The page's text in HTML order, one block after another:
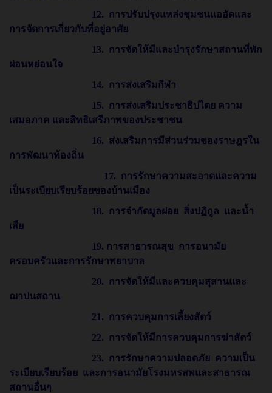
12. การปรับปรุงแหล่งชุมชนแออัดและ
การจัดการเกี่ยวกับที่อยู่อาศัย
13. การจัดให้มีและบำรุงรักษาสถานที่พัก
ผ่อนหย่อนใจ
14. การส่งเสริมกีฬา
15. การส่งเสริมประชาธิปไตย ความ
เสมอภาค และสิทธิเสรีภาพของประชาชน
16. ส่งเสริมการมีส่วนร่วมของราษฎรใน
การพัฒนาท้องถิ่น
17. การรักษาความสะอาดและความ
เป็นระเบียบเรียบร้อยของบ้านเมือง
18. การจำกัดมูลฝอย สิ่งปฏิกูล และน้ำ
เสีย
19. การสาธารณสุข การอนามัย
ครอบครัวและการรักษาพยาบาล
20. การจัดให้มีและควบคุมสุสานและ
ฌาปนสถาน
21. การควบคุมการเลี้ยงสัตว์
22. การจัดให้มีการควบคุมการฆ่าสัตว์
23. การรักษาความปลอดภัย ความเป็น
ระเบียบเรียบร้อย และการอนามัยโรงมหรสพและสาธารณ
สถานอื่นๆ